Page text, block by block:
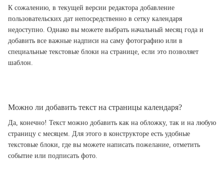
К сожалению, в текущей версии редактора добавление
пользовательских дат непосредственно в сетку календаря
недоступно. Однако вы можете выбрать начальный месяц года и
добавить все важные надписи на саму фотографию или в
специальные текстовые блоки на странице, если это позволяет
шаблон.
Можно ли добавить текст на страницы календаря?
Да, конечно! Текст можно добавить как на обложку, так и на любую
страницу с месяцем. Для этого в конструкторе есть удобные
текстовые блоки, где вы можете написать пожелание, отметить
событие или подписать фото.